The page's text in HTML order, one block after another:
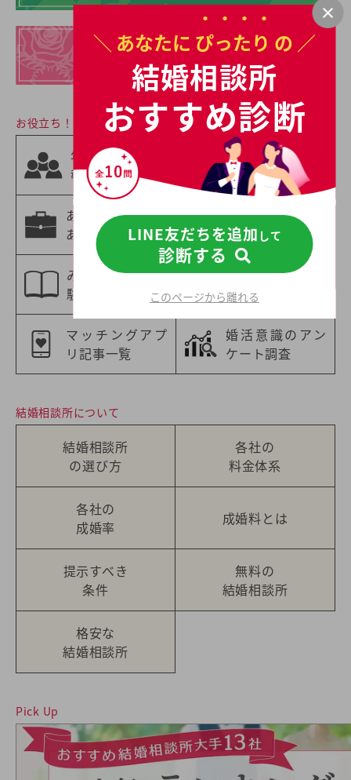
イチオシの
結婚相談所一覧
お役立ち！婚活情報
年齢別の婚活情
報
相手の職業から
選ぶ
婚活情報
あなたの職業に
あった婚活情報
年収別の婚活情
報
みんなの婚活体
験談
マッチングアプ
リ記事一覧
婚活意識のアン
ケート調査
結婚相談所について
結婚相談所
の選び方
各社の
料金体系
各社の
成婚率
成婚料とは
提示すべき
条件
無料の
結婚相談所
格安な
結婚相談所
Pick Up
＼ あなたに ぴったり の ／
結婚相談所
おすすめ診断
LINE友だちを追加 して
診断する
このページから離れる